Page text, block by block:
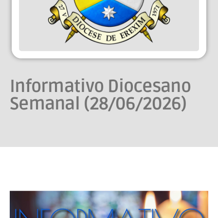
Informativo Diocesano
Semanal (28/06/2026)